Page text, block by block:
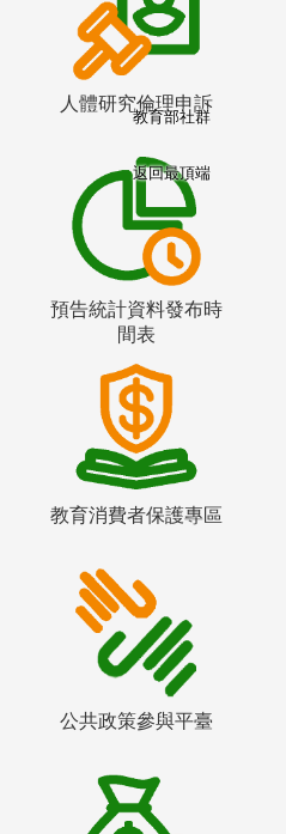
人體研究倫理申訴
預告統計資料發布時
間表
教育消費者保護專區
公共政策參與平臺
教育部社群
返回最頂端